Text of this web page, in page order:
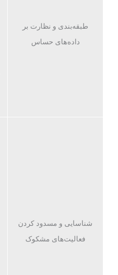
طبقه‌بندی و نظارت بر
داده‌های حساس
شناسایی و مسدود کردن
فعالیت‌های‌ مشکوک